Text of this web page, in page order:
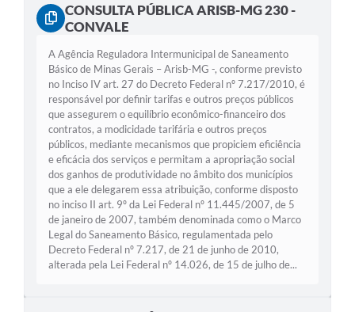
CONSULTA PÚBLICA ARISB-MG 230 -
CONVALE
A Agência Reguladora Intermunicipal de Saneamento
Básico de Minas Gerais – Arisb-MG -, conforme previsto
no Inciso IV art. 27 do Decreto Federal nº 7.217/2010, é
responsável por definir tarifas e outros preços públicos
que assegurem o equilíbrio econômico-financeiro dos
contratos, a modicidade tarifária e outros preços
públicos, mediante mecanismos que propiciem eficiência
e eficácia dos serviços e permitam a apropriação social
dos ganhos de produtividade no âmbito dos municípios
que a ele delegarem essa atribuição, conforme disposto
no inciso II art. 9º da Lei Federal nº 11.445/2007, de 5
de janeiro de 2007, também denominada como o Marco
Legal do Saneamento Básico, regulamentada pelo
Decreto Federal nº 7.217, de 21 de junho de 2010,
alterada pela Lei Federal nº 14.026, de 15 de julho de...